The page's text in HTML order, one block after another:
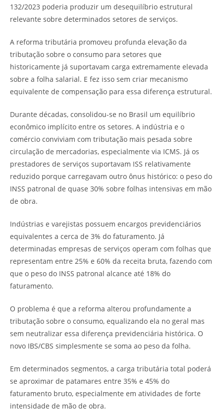
132/2023 poderia produzir um desequilíbrio estrutural
relevante sobre determinados setores de serviços.
A reforma tributária promoveu profunda elevação da
tributação sobre o consumo para setores que
historicamente já suportavam carga extremamente elevada
sobre a folha salarial. E fez isso sem criar mecanismo
equivalente de compensação para essa diferença estrutural.
Durante décadas, consolidou-se no Brasil um equilíbrio
econômico implícito entre os setores. A indústria e o
comércio conviviam com tributação mais pesada sobre
circulação de mercadorias, especialmente via ICMS. Já os
prestadores de serviços suportavam ISS relativamente
reduzido porque carregavam outro ônus histórico: o peso do
INSS patronal de quase 30% sobre folhas intensivas em mão
de obra.
Indústrias e varejistas possuem encargos previdenciários
equivalentes a cerca de 3% do faturamento. Já
determinadas empresas de serviços operam com folhas que
representam entre 25% e 60% da receita bruta, fazendo com
que o peso do INSS patronal alcance até 18% do
faturamento.
O problema é que a reforma alterou profundamente a
tributação sobre o consumo, equalizando ela no geral mas
sem neutralizar essa diferença previdenciária histórica. O
novo IBS/CBS simplesmente se soma ao peso da folha.
Em determinados segmentos, a carga tributária total poderá
se aproximar de patamares entre 35% e 45% do
faturamento bruto, especialmente em atividades de forte
intensidade de mão de obra.